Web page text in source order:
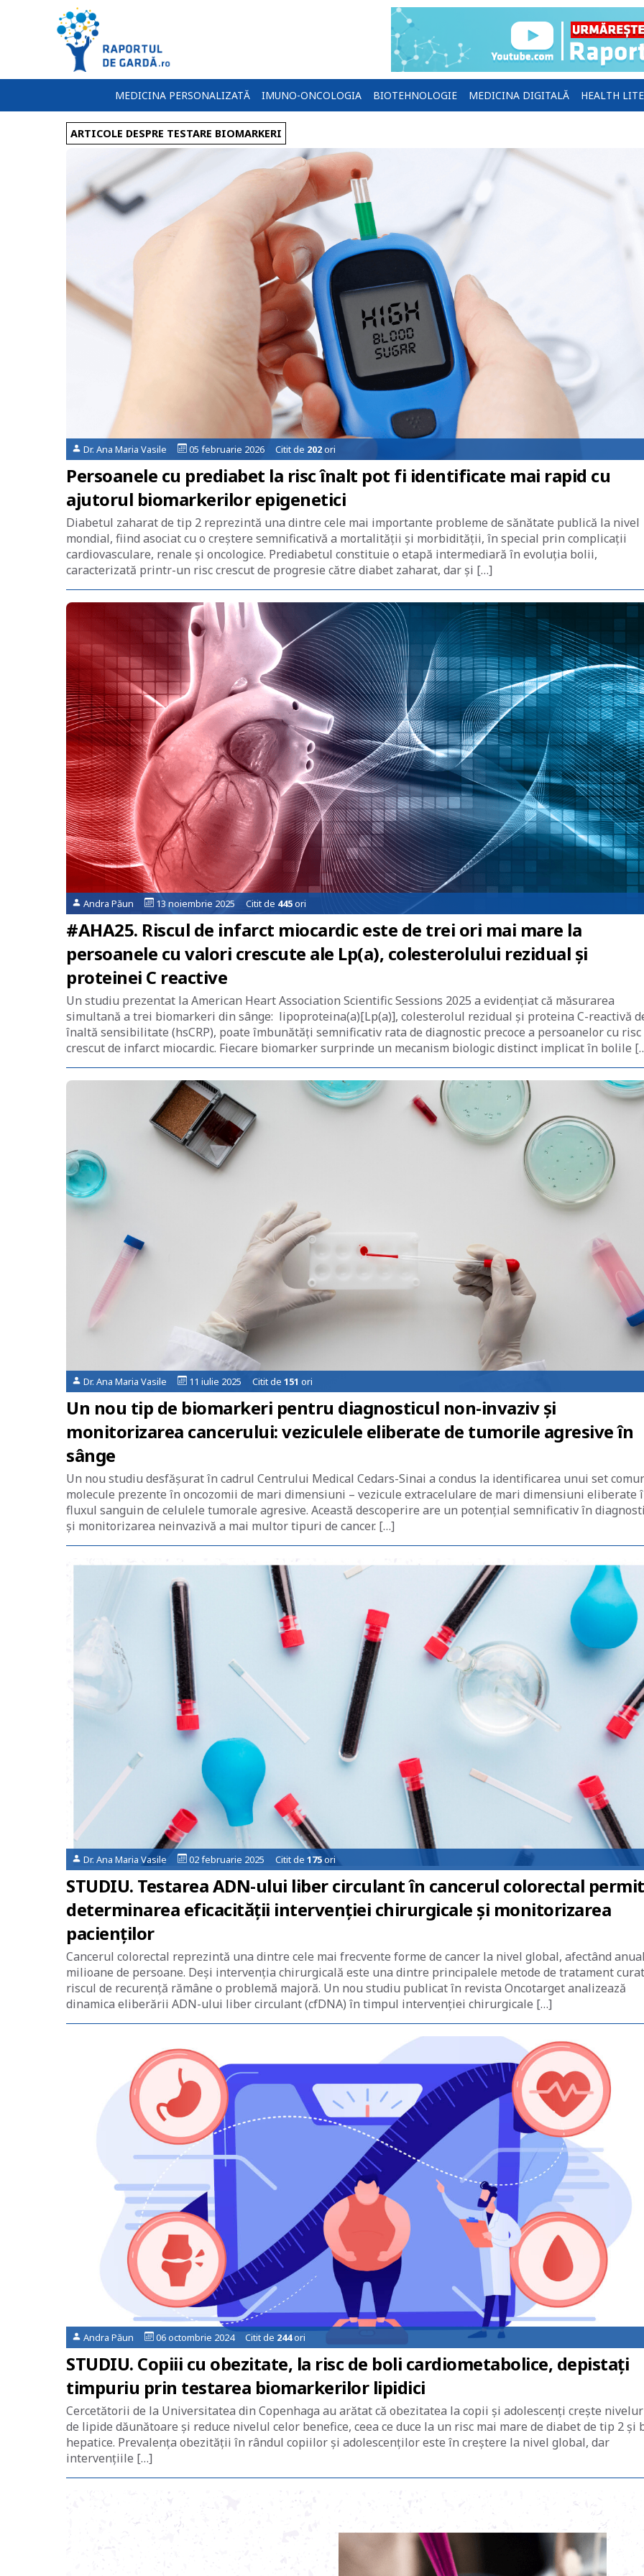
MEDICINA PERSONALIZATĂ IMUNO-ONCOLOGIA BIOTEHNOLOGIE MEDICINA DIGITALĂ HEALTH
ARTICOLE DESPRE TESTARE BIOMARKERI
Dr. Ana Maria Vasile 05 februarie 2026 Citit de 202ori
Persoanele cu prediabet la risc înalt pot fi identificate mai rapid cu
ajutorul biomarkerilor epigenetici
Diabetul zaharat de tip 2 reprezintă una dintre cele mai importante probleme de sănătate publică la nivel
mondial, fiind asociat cu o creștere semnificativă a mortalității și morbidității, în special prin complicații
cardiovasculare, renale și oncologice. Prediabetul constituie o etapă intermediară în evoluția bolii,
caracterizată printr-un risc crescut de progresie către diabet zaharat, dar și […]
Andra Păun 13 noiembrie 2025 Citit de 445ori
#AHA25. Riscul de infarct miocardic este de trei ori mai mare la
persoanele cu valori crescute ale Lp(a), colesterolului rezidual și
proteinei C reactive
Un studiu prezentat la American Heart Association Scientific Sessions 2025 a evidențiat că măsurarea
simultană a trei biomarkeri din sânge: lipoproteina(a)[Lp(a)], colesterolul rezidual și proteina C-reactivă
înaltă sensibilitate (hsCRP), poate îmbunătăți semnificativ rata de diagnostic precoce a persoanelor cu risc
crescut de infarct miocardic. Fiecare biomarker surprinde un mecanism biologic distinct implicat în bolile
Dr. Ana Maria Vasile 11 iulie 2025 Citit de 151 ori
Un nou tip de biomarkeri pentru diagnosticul non-invaziv și
monitorizarea cancerului: veziculele eliberate de tumorile agresive în
sânge
Un nou studiu desfășurat în cadrul Centrului Medical Cedars-Sinai a condus la identificarea unui set
molecule prezente în oncozomii de mari dimensiuni – vezicule extracelulare de mari dimensiuni eliberate
fluxul sanguin de celulele tumorale agresive. Această descoperire are un potențial semnificativ în
și monitorizarea neinvazivă a mai multor tipuri de cancer. […]
Dr. Ana Maria Vasile 02 februarie 2025 Citit de 175ori
STUDIU. Testarea ADN-ului liber circulant în cancerul colorectal
determinarea eficacității intervenției chirurgicale și monitorizarea
pacienților
Cancerul colorectal reprezintă una dintre cele mai frecvente forme de cancer la nivel global, afectând
milioane de persoane. Deși intervenția chirurgicală este una dintre principalele metode de tratament
riscul de recurență rămâne o problemă majoră. Un nou studiu publicat în revista Oncotarget analizează
dinamica eliberării ADN-ului liber circulant (cfDNA) în timpul intervenției chirurgicale […]
Andra Păun 06 octombrie 2024 Citit de 244ori
STUDIU. Copiii cu obezitate, la risc de boli cardiometabolice, depistați
timpuriu prin testarea biomarkerilor lipidici
Cercetătorii de la Universitatea din Copenhaga au arătat că obezitatea la copii și adolescenți crește
de lipide dăunătoare și reduce nivelul celor benefice, ceea ce duce la un risc mai mare de diabet de tip 2 și
hepatice. Prevalența obezității în rândul copiilor și adolescenților este în creștere la nivel global, dar
intervențiile […]